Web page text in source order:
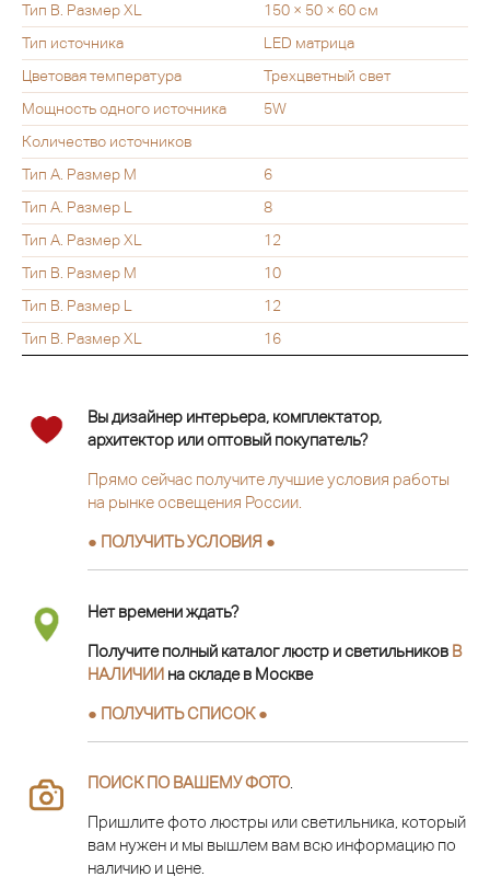
Тип B. Размер XL
150 × 50 × 60 см
Тип источника
LED матрица
Цветовая температура
Трехцветный свет
Мощность одного источника
5W
Количество источников
Тип А. Размер M
6
Тип А. Размер L
8
Тип А. Размер XL
12
Тип B. Размер M
10
Тип B. Размер L
12
Тип B. Размер XL
16
Вы дизайнер интерьера, комплектатор,
архитектор или оптовый покупатель?
Прямо сейчас получите лучшие условия работы
на рынке освещения России.
● ПОЛУЧИТЬ УСЛОВИЯ ●
Нет времени ждать?
Получите полный каталог люстр и светильников В
НАЛИЧИИ на складе в Москве
● ПОЛУЧИТЬ СПИСОК ●
ПОИСК ПО ВАШЕМУ ФОТО
Пришлите фото люстры или светильника, который
вам нужен и мы вышлем вам всю информацию по
наличию и цене.